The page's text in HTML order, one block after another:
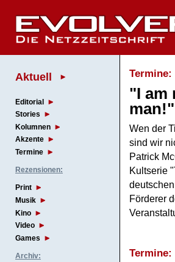
Aktuell
Editorial
Stories
Kolumnen
Akzente
Termine
Rezensionen:
Print
Musik
Kino
Video
Games
Archiv:
Termine:
"I am
man!"
Wen der
sind wir
Patrick
Kultserie
Förderer
Termine: